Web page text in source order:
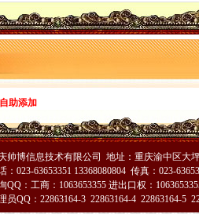
刷品广告监督管理工作
助其维权受赞誉
作用力促瓜农增收
大力推进节约型机关建设
开展好“一述二评三公示”活动
天气加三类食品监管
注销积做好高温天气防暑降温工作
业合作社助推农户万元增收
2009年度考核先进集体
型组织建设
食品安全监管为届金佛山国际旅游文化节保
积应对高温天气
自助添加
帅博信息技术有限公司 地址：重庆渝中区大
：023-63653351 13368080804 传真：023-
QQ：工商：1063653355 进出口权：
员QQ：22863164-3 22863164-4 22863164-5